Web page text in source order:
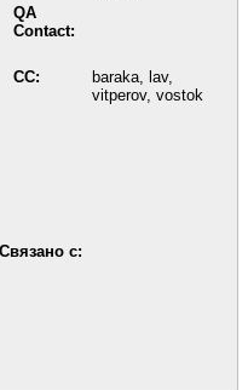
QA
Contact:
CC:
baraka, lav,
vitperov, vostok
Связано с: